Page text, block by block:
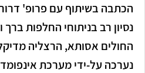
הכתבה בשיתוף עם פרופ'
נסיון רב בניתוחי החלפות
החולים אסותא, הרצליה
נערכה על-ידי מערכת